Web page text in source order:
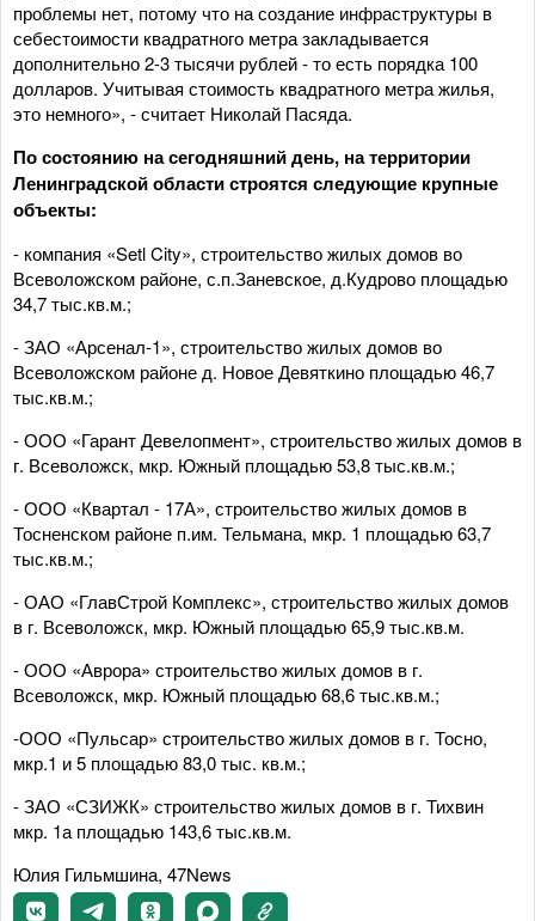
проблемы нет, потому что на создание инфраструктуры в
себестоимости квадратного метра закладывается
дополнительно 2-3 тысячи рублей - то есть порядка 100
долларов. Учитывая стоимость квадратного метра жилья,
это немного», - считает Николай Пасяда.
По состоянию на сегодняшний день, на территории
Ленинградской области строятся следующие крупные
объекты:
- компания «Setl City», строительство жилых домов во
Всеволожском районе, с.п.Заневское, д.Кудрово площадью
34,7 тыс.кв.м.;
- ЗАО «Арсенал-1», строительство жилых домов во
Всеволожском районе д. Новое Девяткино площадью 46,7
тыс.кв.м.;
- ООО «Гарант Девелопмент», строительство жилых домов в
г. Всеволожск, мкр. Южный площадью 53,8 тыс.кв.м.;
- ООО «Квартал - 17А», строительство жилых домов в
Тосненском районе п.им. Тельмана, мкр. 1 площадью 63,7
тыс.кв.м.;
- ОАО «ГлавСтрой Комплекс», строительство жилых домов
в г. Всеволожск, мкр. Южный площадью 65,9 тыс.кв.м.
- ООО «Аврора» строительство жилых домов в г.
Всеволожск, мкр. Южный площадью 68,6 тыс.кв.м.;
-ООО «Пульсар» строительство жилых домов в г. Тосно,
мкр.1 и 5 площадью 83,0 тыс. кв.м.;
- ЗАО «СЗИЖК» строительство жилых домов в г. Тихвин
мкр. 1а площадью 143,6 тыс.кв.м.
Юлия Гильмшина, 47News